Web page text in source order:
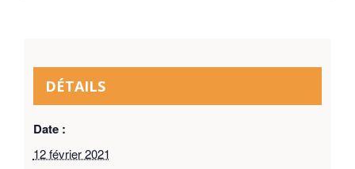
DÉTAILS
Date :
12 février 2021